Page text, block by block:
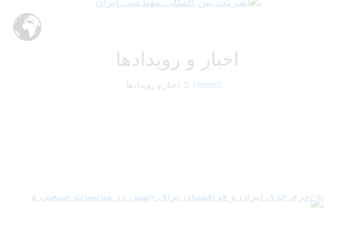
اخبار و رویدادها
Home اخبار و رویدادها